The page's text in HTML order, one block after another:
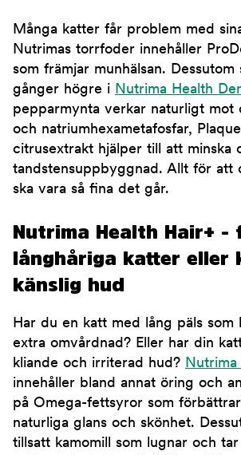
Många katter får problem med
Nutrimas torrfoder innehåller
som främjar munhälsan.
gånger högre i Nutrima Health
pepparmynta verkar naturligt mot
och natriumhexametafosfar,
citrusextrakt hjälper till att minska
tandstensuppbyggnad. Allt för att
ska vara så fina det går.
Nutrima Health Hair+ -
långhåriga katter eller
känslig hud
Har du en katt med lång päls som
extra omvårdnad? Eller har din
kliande och irriterad hud? Nutrima
innehåller bland annat öring och
på Omega-fettsyror som
naturliga glans och skönhet.
tillsatt kamomill som lugnar och